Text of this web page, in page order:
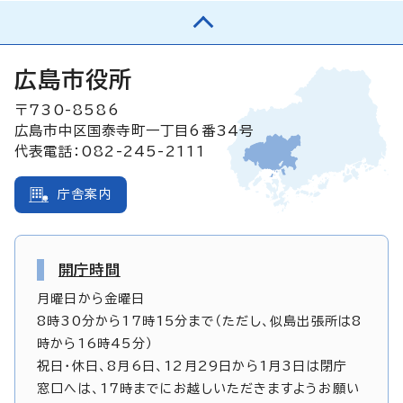
広島市役所
〒730-8586
広島市中区国泰寺町一丁目6番34号
代表電話：082-245-2111
庁舎案内
開庁時間
月曜日から金曜日
8時30分から17時15分まで（ただし、似島出張所は8
時から16時45分）
祝日・休日、8月6日、12月29日から1月3日は閉庁
窓口へは、17時までにお越しいただきますようお願い